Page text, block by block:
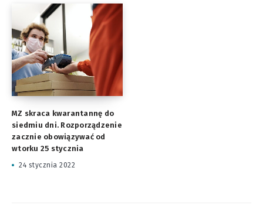
MZ skraca kwarantannę do
siedmiu dni. Rozporządzenie
zacznie obowiązywać od
wtorku 25 stycznia
24 stycznia 2022